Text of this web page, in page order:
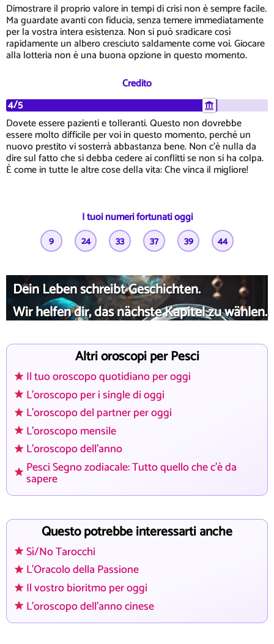
Dimostrare il proprio valore in tempi di crisi non è sempre facile.
Ma guardate avanti con fiducia, senza temere immediatamente
per la vostra intera esistenza. Non si può sradicare così
rapidamente un albero cresciuto saldamente come voi. Giocare
alla lotteria non è una buona opzione in questo momento.
Credito
4/5
Dovete essere pazienti e tolleranti. Questo non dovrebbe
essere molto difficile per voi in questo momento, perché un
nuovo prestito vi sosterrà abbastanza bene. Non c'è nulla da
dire sul fatto che si debba cedere ai conflitti se non si ha colpa.
È come in tutte le altre cose della vita: Che vinca il migliore!
I tuoi numeri fortunati oggi
9 24 33 37 39 44
Dein Leben schreibt Geschichten.
Wir helfen dir, das nächste Kapitel zu wählen.
Altri oroscopi per Pesci
Il tuo oroscopo quotidiano per oggi
L'oroscopo per i single di oggi
L'oroscopo del partner per oggi
L'oroscopo mensile
L'oroscopo dell'anno
Pesci Segno zodiacale: Tutto quello che c'è da
sapere
Questo potrebbe interessarti anche
Sì/No Tarocchi
L'Oracolo della Passione
Il vostro bioritmo per oggi
L'oroscopo dell'anno cinese